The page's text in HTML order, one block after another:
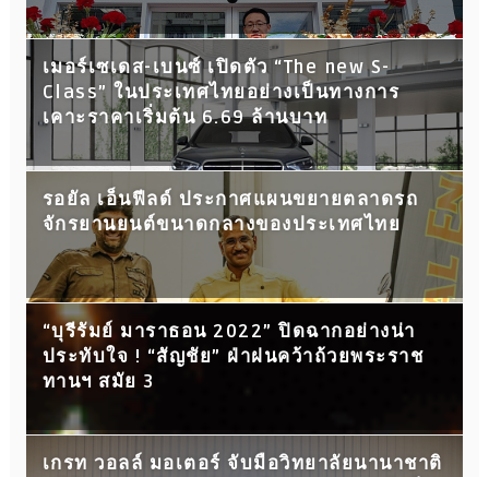
เมอร์เซเดส-เบนซ์ เปิดตัว “The new S-
Class” ในประเทศไทยอย่างเป็นทางการ
เคาะราคาเริ่มต้น 6.69 ล้านบาท
รอยัล เอ็นฟีลด์ ประกาศแผนขยายตลาดรถ
จักรยานยนต์ขนาดกลางของประเทศไทย
“บุรีรัมย์ มาราธอน 2022” ปิดฉากอย่างน่า
ประทับใจ ! “สัญชัย” ฝ่าฝนคว้าถ้วยพระราช
ทานฯ สมัย 3
เกรท วอลล์ มอเตอร์ จับมือวิทยาลัยนานาชาติ